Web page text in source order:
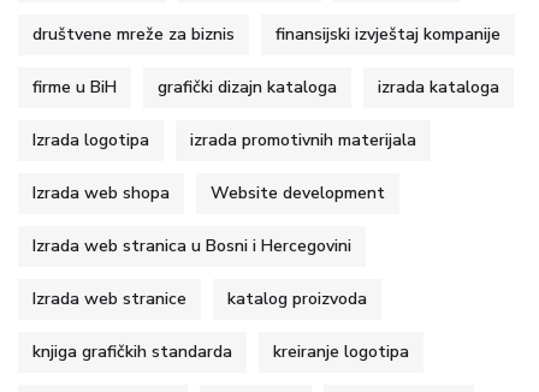
društvene mreže za biznis finansijski izvještaj kompanije
firme u BiH grafički dizajn kataloga izrada kataloga
Izrada logotipa izrada promotivnih materijala
Izrada web shopa Website development
Izrada web stranica u Bosni i Hercegovini
Izrada web stranice katalog proizvoda
knjiga grafičkih standarda kreiranje logotipa